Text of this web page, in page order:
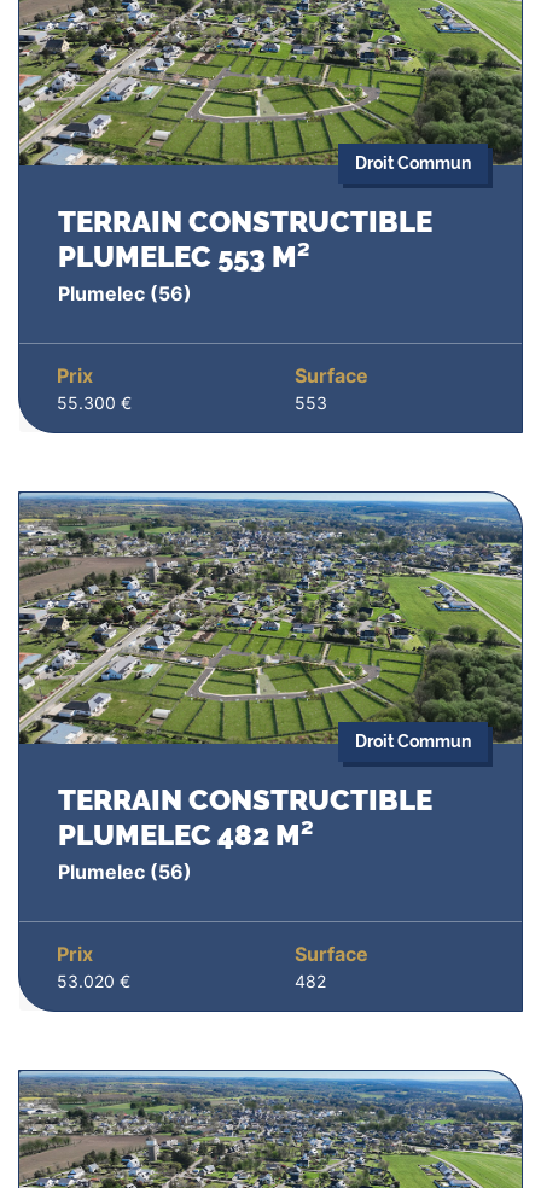
Droit Commun
TERRAIN CONSTRUCTIBLE
PLUMELEC 553 M²
Plumelec (56)
Prix
55.300 €
Surface
553
Droit Commun
TERRAIN CONSTRUCTIBLE
PLUMELEC 482 M²
Plumelec (56)
Prix
53.020 €
Surface
482